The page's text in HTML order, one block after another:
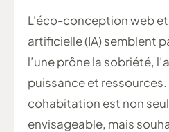
L'éco-conception web
artificielle (IA) semblent
l’une prône la sobriété,
puissance et
cohabitation est non
envisageable, mais